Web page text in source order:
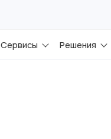
Сервисы Решения